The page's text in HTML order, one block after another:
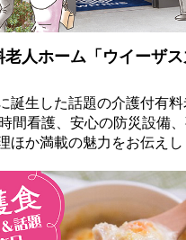
老人ホーム「ウイーザ
誕生した話題の介護付有
間看護、安心の防災設備
ほか満載の魅力をお伝えし